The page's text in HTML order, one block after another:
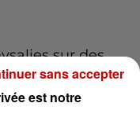
sur des
Ouest
est notre
sans accepter